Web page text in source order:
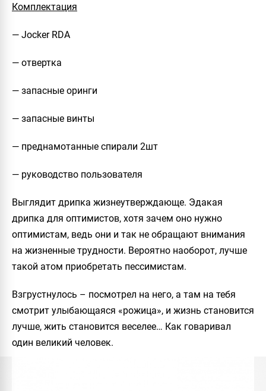
Комплектация
— Jocker RDA
— отвертка
— запасные оринги
— запасные винты
— преднамотанные спирали 2шт
— руководство пользователя
Выглядит дрипка жизнеутверждающе. Эдакая
дрипка для оптимистов, хотя зачем оно нужно
оптимистам, ведь они и так не обращают внимания
на жизненные трудности. Вероятно наоборот, лучше
такой атом приобретать пессимистам.
Взгрустнулось – посмотрел на него, а там на тебя
смотрит улыбающаяся «рожица», и жизнь становится
лучше, жить становится веселее… Как говаривал
один великий человек.